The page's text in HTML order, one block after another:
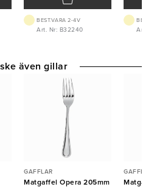
BEST.VARA 2-4V
Art. Nr: B32240 Art.
GAFFLAR
Matgaffel Opera 205mm
GAFFLAR
även gillar